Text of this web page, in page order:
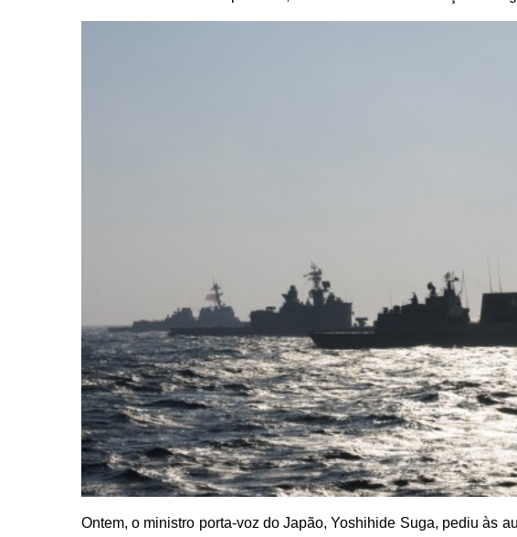
Ontem, o ministro porta-voz do Japão, Yoshihide Suga, pediu às